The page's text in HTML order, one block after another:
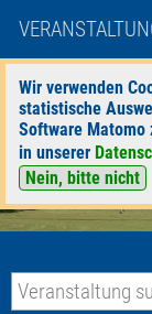
Wir verwenden
statistische
Software
in unserer
Nein, bitte nicht